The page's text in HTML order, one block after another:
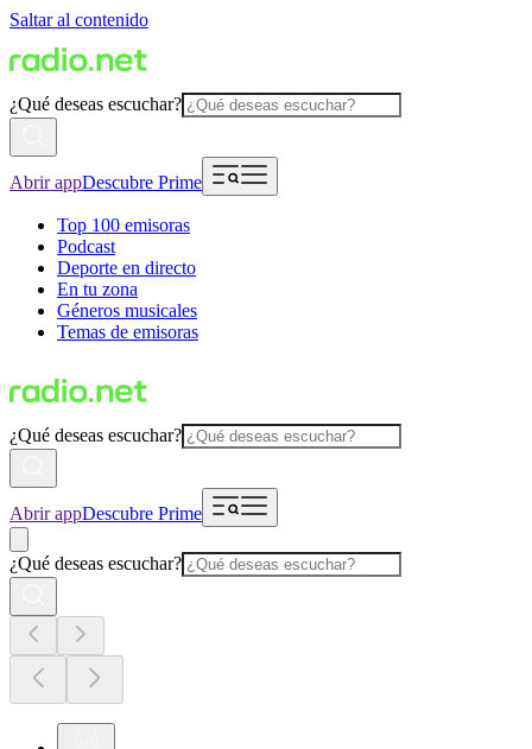
Saltar al contenido
¿Qué deseas escuchar?
Abrir appDescubre Prime
Top 100 emisoras
Podcast
Deporte en directo
En tu zona
Géneros musicales
Temas de emisoras
¿Qué deseas escuchar?
Abrir appDescubre Prime
¿Qué deseas escuchar?